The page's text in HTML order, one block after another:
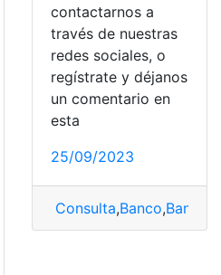
contactarnos a
través de nuestras
redes sociales, o
regístrate y déjanos
un comentario en
esta
25/09/2023
Consulta,Banco,Banco